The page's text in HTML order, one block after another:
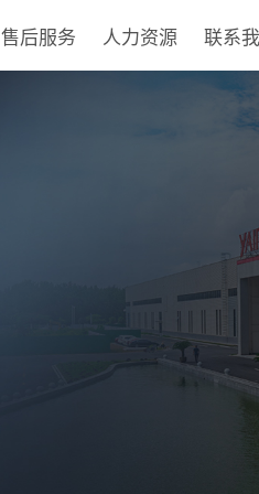
售后服务 人力资源 联系我